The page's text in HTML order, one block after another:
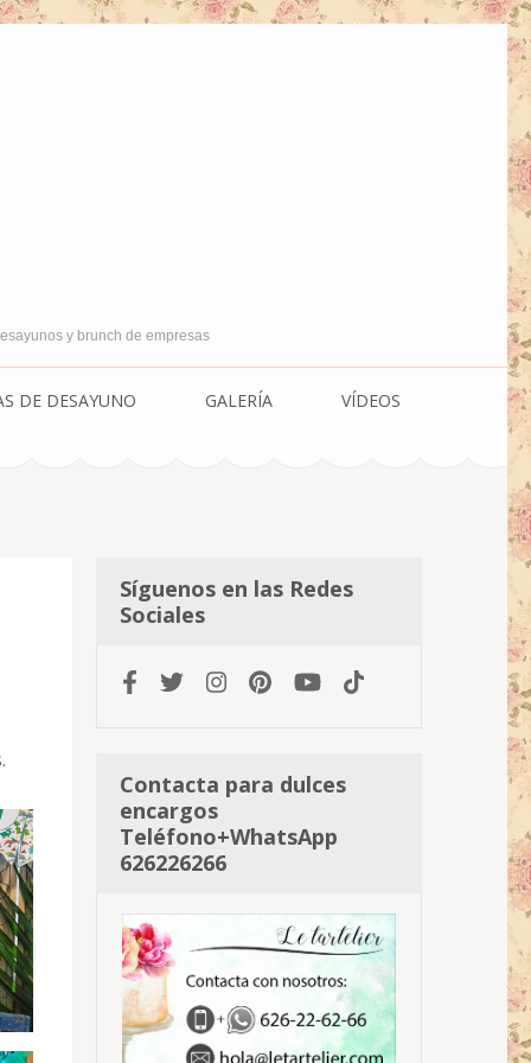
y brunch de empresas
DE DESAYUNO GALERÍA VÍDEOS
Síguenos en las Redes
Sociales
Contacta para dulces
encargos
Teléfono+WhatsApp
626226266